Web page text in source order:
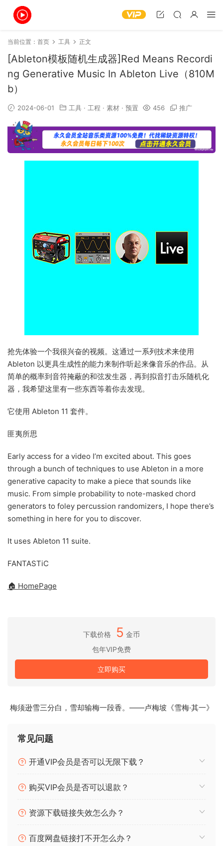
当前位置： 首页 工具 正文
[Ableton模板随机生成器]Red Means Recordi
ng Generative Music In Ableton Live（810M
b）
2024-06-01 工具 · 工程 · 素材 · 预置 456 推广
抢先体验一个我很兴奋的视频。这通过一系列技术来使用
Ableton 以更具生成性的能力来制作听起来像音乐的作品。从
简单的概率到音符掩蔽的和弦发生器，再到拟音打击乐随机化
器，我希望这里有一些东西等着你去发现。
它使用 Ableton 11 套件。
匪夷所思
Early access for a video I’m excited about. This goes
through a bunch of techniques to use Ableton in a more
generative capacity to make a piece that sounds like
music. From simple probability to note-masked chord
generators to foley percussion randomizers, I hope there’s
something in here for you to discover.
It uses Ableton 11 suite.
FANTASTiC
🏠 HomePage
下载价格 5 金币
包年VIP免费
立即购买
梅须逊雪三分白，雪却输梅一段香。——卢梅坡《雪梅·其一》
常见问题
开通VIP会员是否可以无限下载？
购买VIP会员是否可以退款？
资源下载链接失效怎么办？
百度网盘链接打不开怎么办？